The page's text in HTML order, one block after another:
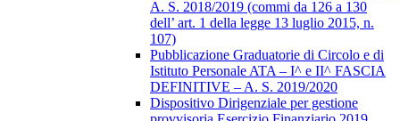
A. S. 2018/2019 (commi da 126 a 130
dell’ art. 1 della legge 13 luglio 2015, n.
107)
Pubblicazione Graduatorie di Circolo e di
Istituto Personale ATA – I^ e II^ FASCIA
DEFINITIVE – A. S. 2019/2020
Dispositivo Dirigenziale per gestione